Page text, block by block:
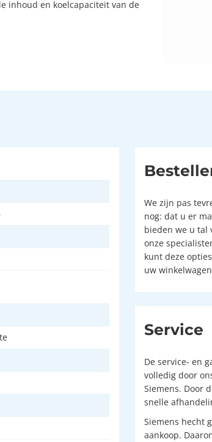
inhoud en koelcapaciteit van de
We zijn pas
nog: dat u er
bieden we u tal
onze
kunt deze
uw
Service
De service- en
volledig door
Siemens. Door
snelle
Siemens hecht
aankoop.